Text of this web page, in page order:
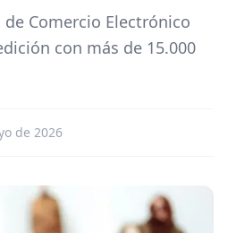
Comercio Electrónico
con más de 15.000
de 2026